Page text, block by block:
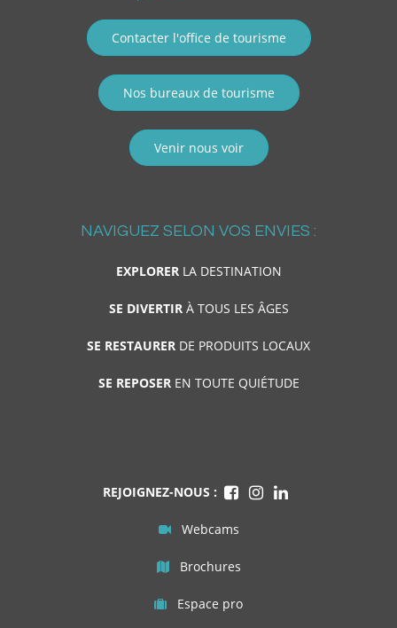
Contacter l'office de tourisme
Nos bureaux de tourisme
Venir nous voir
NAVIGUEZ SELON VOS ENVIES :
EXPLORERLA DESTINATION
SE DIVERTIRÀ TOUS LES ÂGES
SE RESTAURER DE PRODUITS LOCAUX
SE REPOSEREN TOUTE QUIÉTUDE
REJOIGNEZ-NOUS :
Webcams
Brochures
Espace pro